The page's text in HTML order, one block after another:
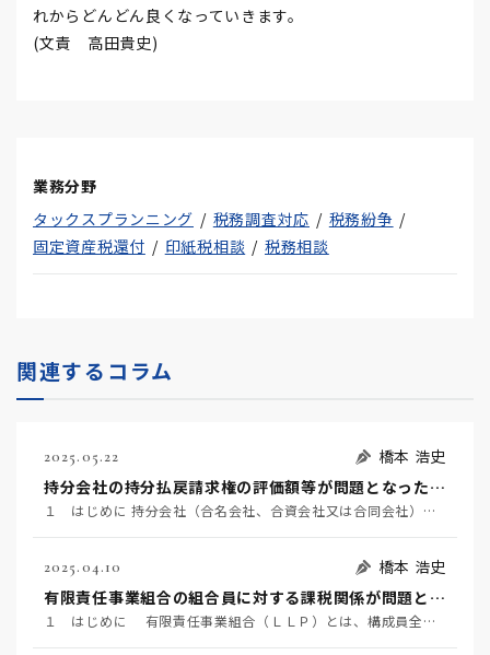
れからどんどん良くなっていきます。
(文責 高田貴史)
業務分野
タックスプランニング
税務調査対応
税務紛争
固定資産税還付
印紙税相談 税務相談
関連するコラム
2025.05.22
橋本 浩史
持分会社の持分払戻請求権の評価額等が問題となった事例 ～名古屋地裁令和６年６月２２日判決TAINS Z８８８-２７２０～
１ はじめに 持分会社（合名会社、合資会社又は合同会社）の社員は、死亡によって退社し（会社法６０７条…
2025.04.10
橋本 浩史
有限責任事業組合の組合員に対する課税関係が問題となった事例 ～東京地裁令和６年２月１６日判決TAINS Z888-2712（確定）～
１ はじめに 有限責任事業組合（ＬＬＰ）とは、構成員全員が無限責任を負う民法組合の特例として、「有…